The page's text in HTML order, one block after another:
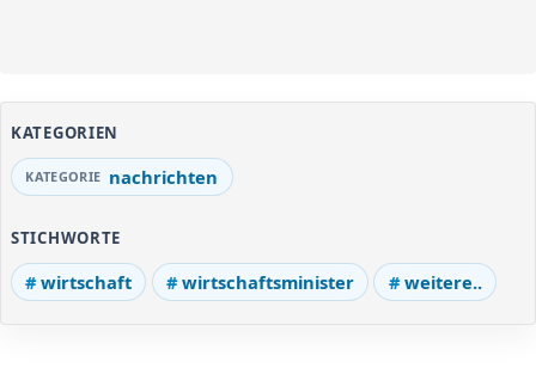
KATEGORIEN
nachrichten
STICHWORTE
wirtschaft wirtschaftsminister weitere..